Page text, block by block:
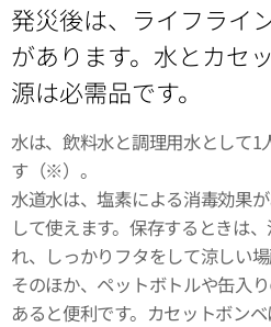
発災後は、ライフライ
があります。水とカセ
源は必需品です。
水は、飲料水と調理用水として1
す（※）。
水道水は、塩素による消毒効果
して使えます。保存するときは
れ、しっかりフタをして涼しい場
そのほか、ペットボトルや缶入
あると便利です。カセットボン